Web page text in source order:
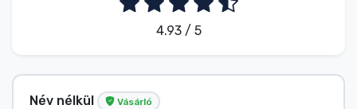
4.93 / 5
Név nélkül Vásárló